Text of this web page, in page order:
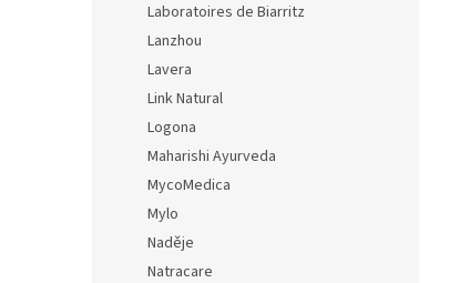
Laboratoires de Biarritz
Lanzhou
Lavera
Link Natural
Logona
Maharishi Ayurveda
MycoMedica
Mylo
Naděje
Natracare